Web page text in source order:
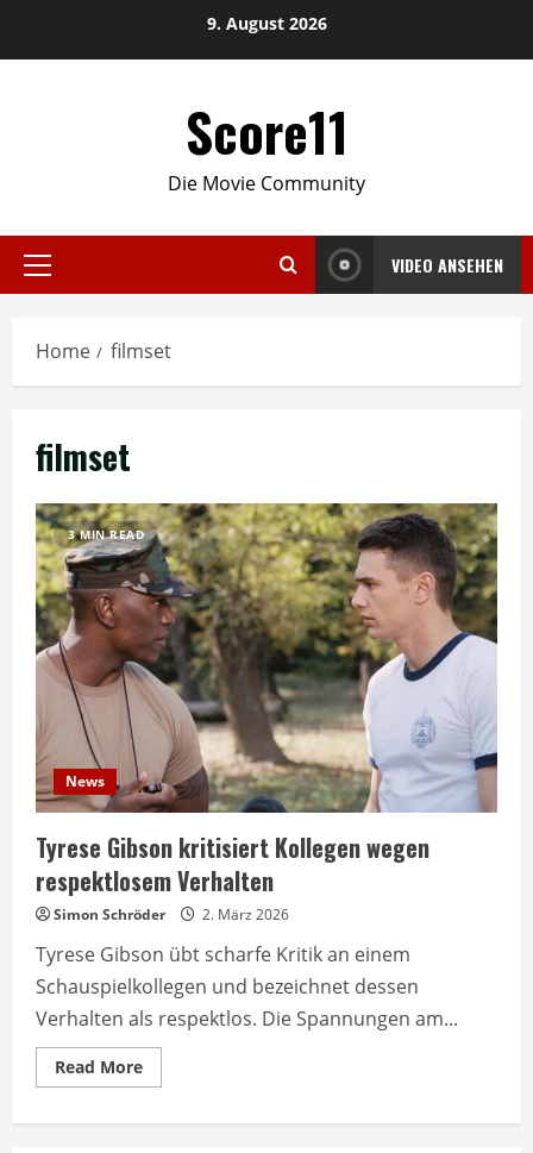
9. August 2026
Score11
Die Movie Community
Primary
VIDEO ANSEHEN
Home filmset
filmset
3 MIN READ
News
Tyrese Gibson kritisiert Kollegen wegen
respektlosem Verhalten
Simon Schröder 2. März 2026
Tyrese Gibson übt scharfe Kritik an einem
Schauspielkollegen und bezeichnet dessen
Verhalten als respektlos. Die Spannungen am...
Read MoreRead
more